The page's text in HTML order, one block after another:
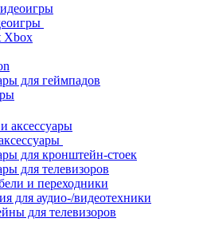
Xbox
для геймпадов
для кронштейн-стоек
для телевизоров
и переходники
для аудио-/видеотехники
для телевизоров